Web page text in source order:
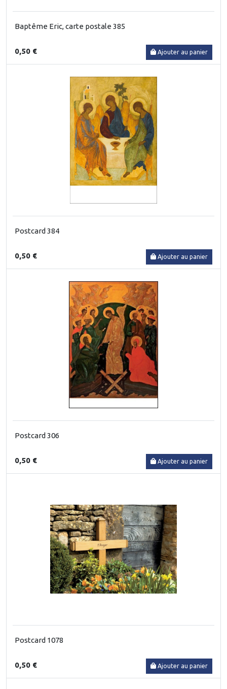
Baptême Eric, carte postale 385
0,50 € Ajouter au panier
Postcard 384
0,50 € Ajouter au panier
Postcard 306
0,50 € Ajouter au panier
Postcard 1078
0,50 € Ajouter au panier